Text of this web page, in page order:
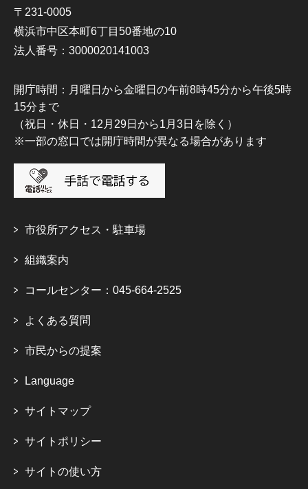
〒231-0005
横浜市中区本町6丁目50番地の10
法人番号：3000020141003
開庁時間：月曜日から金曜日の午前8時45分から午後5時
15分まで
（祝日・休日・12月29日から1月3日を除く）
※一部の窓口では開庁時間が異なる場合があります
市役所アクセス・駐車場
組織案内
コールセンター：045-664-2525
よくある質問
市民からの提案
Language
サイトマップ
サイトポリシー
サイトの使い方